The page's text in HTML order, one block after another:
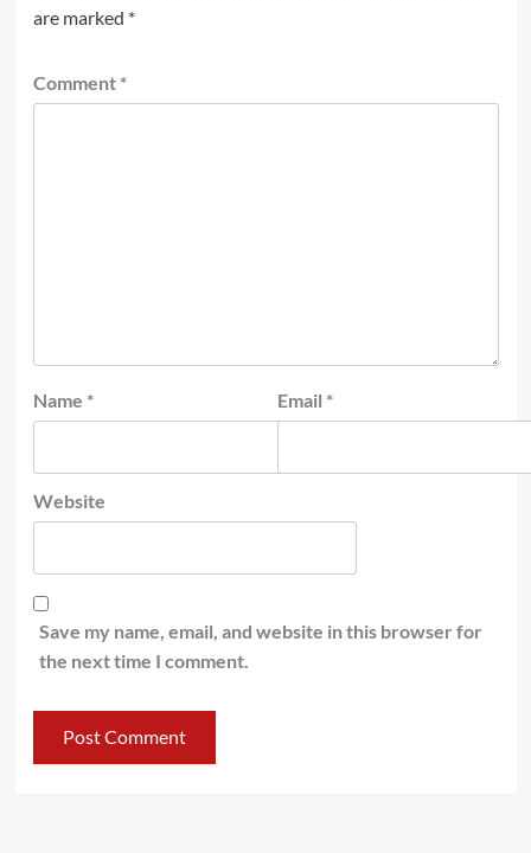
are marked *
Comment *
Name * Email *
Website
Save my name, email, and website in this browser for
the next time I comment.